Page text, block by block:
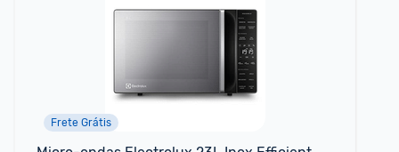
Frete Grátis